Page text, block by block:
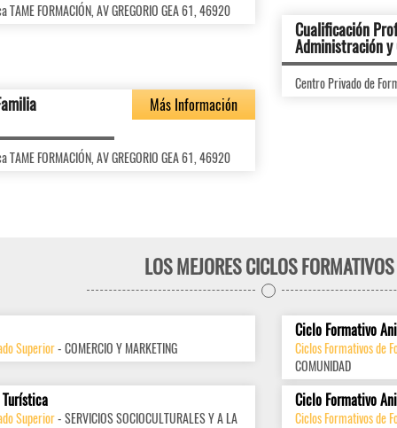
FORMACIÓN, AV GREGORIO GEA 61, 46920
Cualificación
Administración
Centro Privado de
Más Información
FORMACIÓN, AV GREGORIO GEA 61, 46920
LOS MEJORES CICLOS FORMATIVOS
Superior- COMERCIO Y MARKETING
Ciclo Formativo
Ciclos Formativos de
COMUNIDAD
Superior- SERVICIOS SOCIOCULTURALES Y A LA
Ciclo Formativo
Ciclos Formativos de